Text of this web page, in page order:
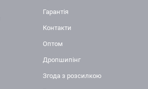
Гарантія
Контакти
Оптом
Дропшипінг
Згода з розсилкою